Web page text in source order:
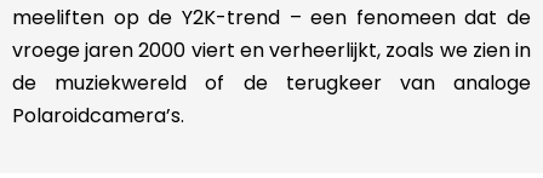
meeliften op de Y2K-trend – een fenomeen dat de
vroege jaren 2000 viert en verheerlijkt, zoals we zien in
de muziekwereld of de terugkeer van analoge
Polaroidcamera’s.